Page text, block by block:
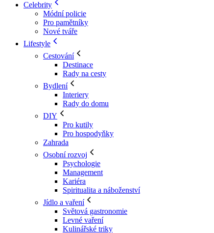
Celebrity
Módní policie
Pro pamětníky
Nové tváře
Lifestyle
Cestování
Destinace
Rady na cesty
Bydlení
Interiery
Rady do domu
DIY
Pro kutily
Pro hospodyňky
Zahrada
Osobní rozvoj
Psychologie
Management
Kariéra
Spiritualita a náboženství
Jídlo a vaření
Světová gastronomie
Levné vaření
Kulinářské triky